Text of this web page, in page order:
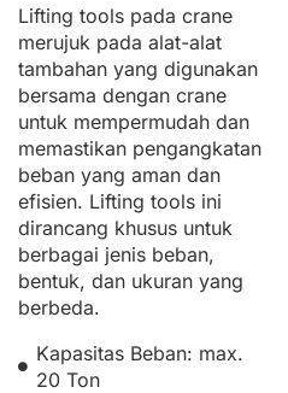
Lifting tools pada crane
merujuk pada alat-alat
tambahan yang digunakan
bersama dengan crane
untuk mempermudah dan
memastikan pengangkatan
beban yang aman dan
efisien. Lifting tools ini
dirancang khusus untuk
berbagai jenis beban,
bentuk, dan ukuran yang
berbeda.
Kapasitas Beban: max.
20 Ton